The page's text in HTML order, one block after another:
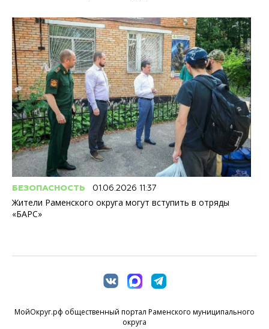
БЕЗОПАСНОСТЬ 01.06.2026 11:37
Жители Раменского округа могут вступить в отряды
«БАРС»
МойОкруг.рф общественный портал Раменского муниципального
округа